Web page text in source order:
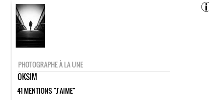
PHOTOGRAPHE À LA UNE
OKSIM
41 MENTIONS "J'AIME"